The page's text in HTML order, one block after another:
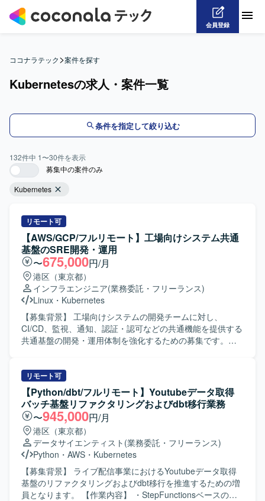
会員登録
ココナラテック>案件を探す
Kubernetesの求人・案件一覧
条件を指定して絞り込む
132件中 1〜30件を表示
募集中の案件のみ
Kubernetes
リモート可
【AWS/GCP/フルリモート】工場向けシステム共通
基盤のSRE開発・運用
〜675,000円/月
港区（東京都）
インフラエンジニア(業務委託・フリーランス)
Linux ・ Kubernetes
【募集背景】 工場向けシステムの開発チームに対し、
CI/CD、監視、通知、認証・認可などの共通機能を提供する
共通基盤の開発・運用体制を強化するための募集です。
共通基盤の開発・運用を担当していただきます。開発チー
ムの生産性向上や開発効率の改善を目的として、SRE領域
を中心とした基盤の設計・構築・改善に携わっていただき
ます。業務では要件を満たすためにOSSを積極的に活用し
ており、各種OSSの調査・検証から導入、運用改善まで幅
広く担当していただきます。 【求める人物像】 新しい技術
やOSSに興味を持ち、自ら主体的に調査・検証を進められ
る方を求めています。 【ポジションの魅力】 オンプレミス
およびGCP、AWSといったマルチクラウド環境上で、
DockerやKubernetes、OpenShift、Anthos、K3sなどコンテ
ナ技術を活用した共通基盤の設計・構築・運用に携わるこ
リモート可
【Python/dbt/フルリモート】Youtubeデータ取得
バッチ基盤リファクタリングおよびdbt移行業務
〜945,000円/月
港区（東京都）
データサイエンティスト (業務委託・フリーランス)
Python ・ AWS ・ Kubernetes
【募集背景】 ライブ配信事業におけるYoutubeデータ取得
基盤のリファクタリングおよびdbt移行を推進するための増
員となります。 【作業内容】 ・StepFunctionsベースの既